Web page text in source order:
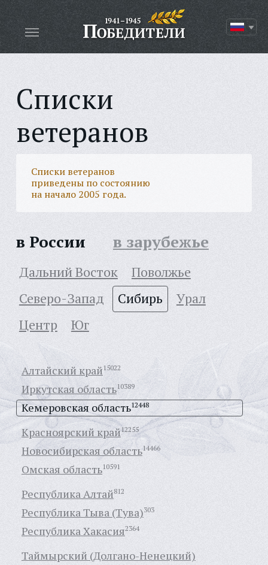
Списки
ветеранов
Списки ветеранов
приведены по состоянию
на начало 2005 года.
в России в зарубежье
Дальний Восток
Поволжье
Северо-Запад
Сибирь
Урал
Центр
Юг
Алтайский край15022
Иркутская область10389
Кемеровская область12448
Красноярский край12255
Новосибирская область14466
Омская область10591
Республика Алтай812
Республика Тыва (Тува)303
Республика Хакасия2364
Таймырский (Долгано-Ненецкий)